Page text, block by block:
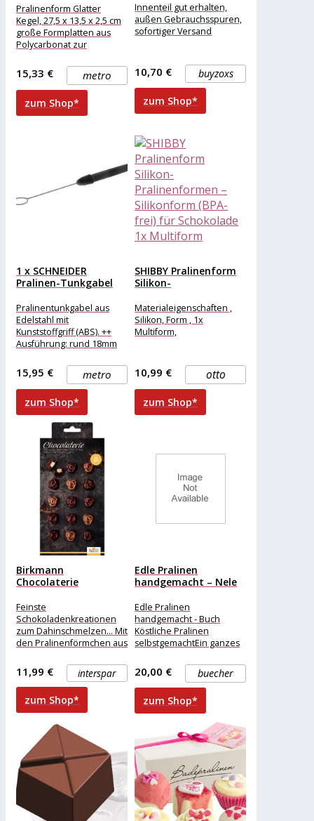
Pralinenform Glatter
Kegel, 27,5 x 13,5 x 2,5 cm
große Formplatten aus
Polycarbonat zur
metro
15,33 €
zum Shop*
Innenteil gut erhalten,
außen Gebrauchsspuren,
sofortiger Versand
buyzoxs
10,70 €
zum Shop*
1 x SCHNEIDER
Pralinen-Tunkgabel
Pralinentunkgabel aus
Edelstahl mit
Kunststoffgriff (ABS). ++
Ausführung: rund 18mm
Griff: orangener Kunststoff
(ABS) ++
metro
15,95 €
zum Shop*
SHIBBY Pralinenform
Silikon-
Silikonform (BPA-frei)
für...
Materialeigenschaften ,
Silikon, Form , 1x
Multiform,
otto
10,99 €
zum Shop*
Birkmann
Chocolaterie
2-teillig
Feinste
Schokoladenkreationen
zum Dahinschmelzen... Mit
den Pralinenförmchen aus
von RBV Birkmann
zaubern Sie im
Handumdrehen zarte
Rosen-Pralinen.
interspar
11,99 €
zum Shop*
Edle Pralinen
handgemacht – Nele
Edle Pralinen
handgemacht - Buch
Köstliche Pralinen
selbstgemachtEin ganzes
einem kleinen Stück
Schokolade. Seit 2011
dreht
buecher
20,00 €
zum Shop*